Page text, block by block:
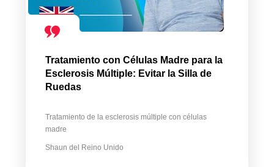
Tratamiento con Células Madre para la
Esclerosis Múltiple: Evitar la Silla de
Ruedas
Tratamiento de la esclerosis múltiple con células
madre
Shaun del Reino Unido